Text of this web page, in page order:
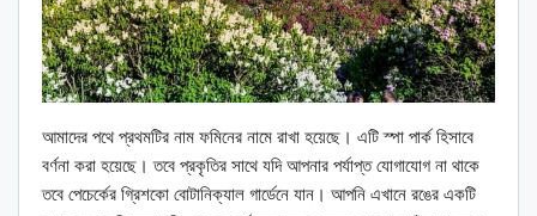
আমাদের পথে প্রথমটির নাম ফমিনের নামে রাখা হয়েছে। এটি স্পা পার্ক হিসাবে
বর্ণনা করা হয়েছে। তবে প্রকৃতির সাথে যদি আপনার পর্যাপ্ত যোগাযোগ না থাকে
তবে পেচের্কের গ্রিশকো বোটানিক্যাল গার্ডেনে যান। আপনি এখানে রঙের একটি